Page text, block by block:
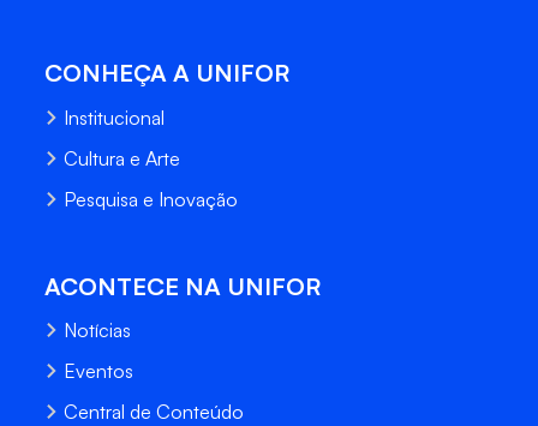
CONHEÇA A UNIFOR
Institucional
Cultura e Arte
Pesquisa e Inovação
ACONTECE NA UNIFOR
Notícias
Eventos
Central de Conteúdo